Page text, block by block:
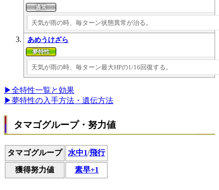
天気が雨の時、毎ターン状態異常が治る。
あめうけざら
天気が雨の時、毎ターン最大HPの1/16回復する。
▶全特性一覧と効果
▶夢特性の入手方法・遺伝方法
タマゴグループ・努力値
タマゴグループ 水中1/飛行
獲得努力値 素早+1